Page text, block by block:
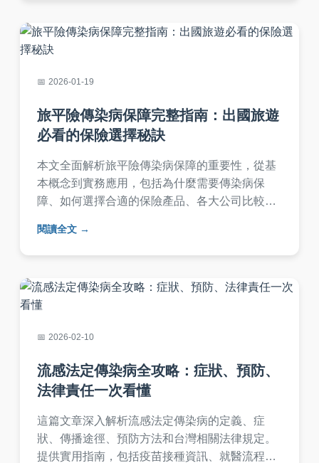
2026-01-19
旅平險傳染病保障完整指南：出國旅遊
必看的保險選擇秘訣
本文全面解析旅平險傳染病保障的重要性，從基
本概念到實務應用，包括為什麼需要傳染病保
障、如何選擇合適的保險產品、各大公司比較
答。內容針對旅遊者在決策前、中、後期的需
求，提供實用建議，幫助您在計劃出國旅遊時聰
由行或跟團，這篇指南都能讓您更安心。
閱讀全文
2026-02-10
流感法定傳染病全攻略：症狀、預防、
法律責任一次看懂
這篇文章深入解析流感法定傳染病的定義、症
狀、傳播途徑、預防方法和台灣相關法律規定。
提供實用指南，包括疫苗接種資訊、就醫流程和